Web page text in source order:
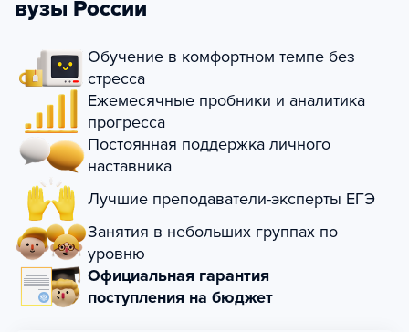
вузы России
Обучение в комфортном темпе без
стресса
Ежемесячные пробники и аналитика
прогресса
Постоянная поддержка личного
наставника
Лучшие преподаватели-эксперты ЕГЭ
Занятия в небольших группах по
уровню
Официальная гарантия
поступления на бюджет